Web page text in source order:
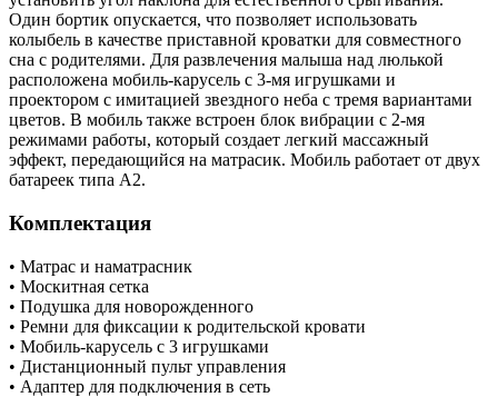
Один бортик опускается, что позволяет использовать
колыбель в качестве приставной кроватки для совместного
сна с родителями. Для развлечения малыша над люлькой
расположена мобиль-карусель с 3-мя игрушками и
проектором с имитацией звездного неба с тремя вариантами
цветов. В мобиль также встроен блок вибрации с 2-мя
режимами работы, который создает легкий массажный
эффект, передающийся на матрасик. Мобиль работает от двух
батареек типа А2.
Комплектация
• Матрас и наматрасник
• Москитная сетка
• Подушка для новорожденного
• Ремни для фиксации к родительской кровати
• Мобиль-карусель с 3 игрушками
• Дистанционный пульт управления
• Адаптер для подключения в сеть